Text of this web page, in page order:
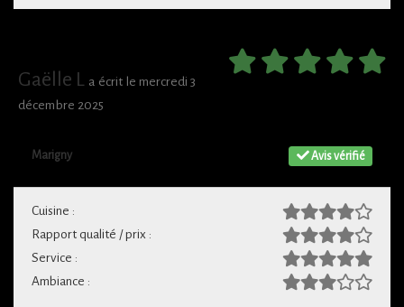
Gaëlle L a écrit le mercredi 3
décembre 2025
Avis vérifié
Marigny
Cuisine :
Rapport qualité / prix :
Service :
Ambiance :